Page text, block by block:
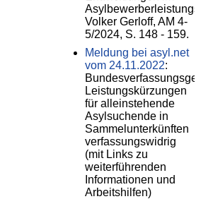
Volker Gerloff, AM 4-
5/2024, S. 148 - 159.
Meldung bei asyl.net
vom 24.11.2022:
Leistungskürzungen
für alleinstehende
Asylsuchende in
Sammelunterkünften
verfassungswidrig
(mit Links zu
weiterführenden
Informationen und
Arbeitshilfen)